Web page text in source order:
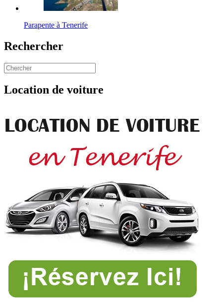
Parapente à Tenerife
Rechercher
Location de voiture